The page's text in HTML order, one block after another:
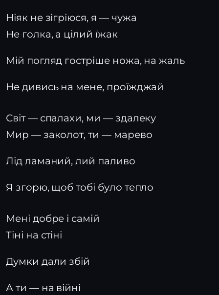
Ніяк не зігріюся, я — чужа
Не голка, а цілий їжак
Мій погляд гостріше ножа, на жаль
Не дивись на мене, проїжджай
Світ — спалахи, ми — здалеку
Мир — заколот, ти — марево
Лід ламаний, лий паливо
Я згорю, щоб тобі було тепло
Мені добре і самій
Тіні на стіні
Думки дали збій
А ти — на війні